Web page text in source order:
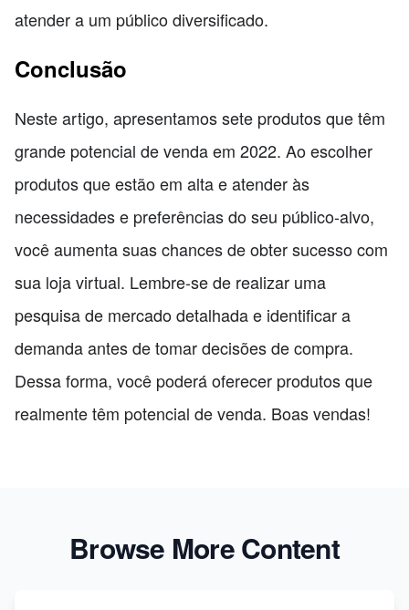
atender a um público diversificado.
Conclusão
Neste artigo, apresentamos sete produtos que têm
grande potencial de venda em 2022. Ao escolher
produtos que estão em alta e atender às
necessidades e preferências do seu público-alvo,
você aumenta suas chances de obter sucesso com
sua loja virtual. Lembre-se de realizar uma
pesquisa de mercado detalhada e identificar a
demanda antes de tomar decisões de compra.
Dessa forma, você poderá oferecer produtos que
realmente têm potencial de venda. Boas vendas!
Browse More Content